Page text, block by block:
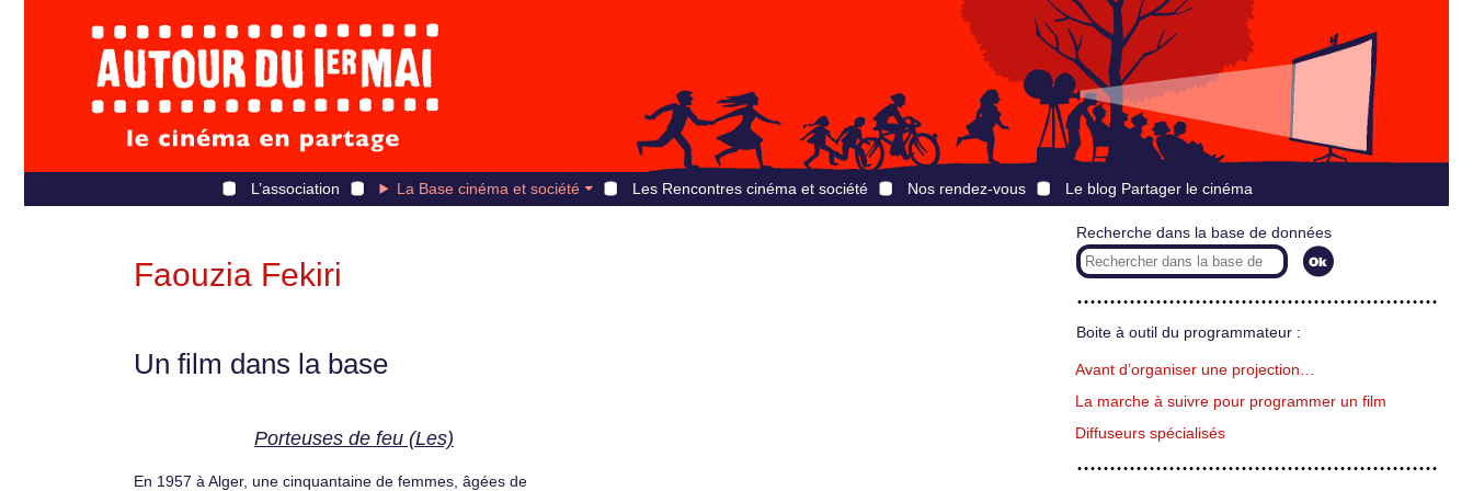
L’association La Base cinéma et société Les Rencontres cinéma et société Nos rendez-vous Le blog Partager le cinéma
Faouzia Fekiri
Un film dans la base
Porteuses de feu (Les)
En 1957 à Alger, une cinquantaine de femmes, âgées de
Recherche dans la base de données
Boite à outil du programmateur :
Avant d’organiser une projection…
La marche à suivre pour programmer un film
Diffuseurs spécialisés